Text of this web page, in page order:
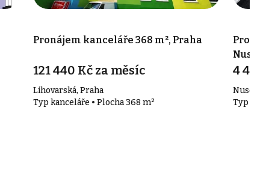
Pronájem kanceláře 368 m², Praha
121 440 Kč za měsíc
Lihovarská, Praha
Typ kanceláře • Plocha 368 m²
Nusle
4 490
Typ